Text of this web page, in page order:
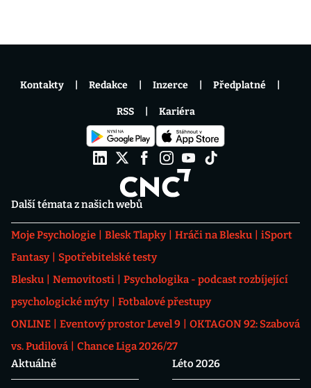
Další témata z našich webů
Moje Psychologie Blesk Tlapky Hráči na Blesku
iSport
Fantasy
Spotřebitelské testy
Blesku
Nemovitosti
Psychologika - podcast rozbíjející
psychologické mýty
Fotbalové přestupy
ONLINE
Eventový prostor Level 9
OKTAGON 92: Szabová
vs. Pudilová
Chance Liga 2026/27
Aktuálně
Léto 2026
Kontakty Redakce Inzerce Předplatné
RSS Kariéra